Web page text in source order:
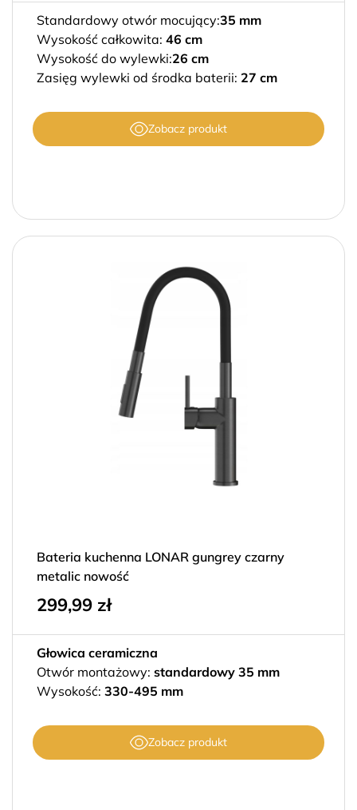
Standardowy otwór mocujący:35 mm
Wysokość całkowita: 46 cm
Wysokość do wylewki:26 cm
Zasięg wylewki od środka baterii: 27 cm
Zobacz produkt
Bateria kuchenna LONAR gungrey czarny
metalic nowość
299,99 zł
Głowica ceramiczna
Otwór montażowy: standardowy 35 mm
Wysokość: 330-495 mm
Zobacz produkt